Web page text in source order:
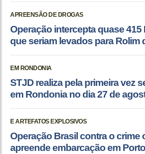
APREENSÃO DE DROGAS
Operação intercepta quase 415
que seriam levados para Rolim
EM RONDONIA
STJD realiza pela primeira vez
em Rondonia no dia 27 de
E ARTEFATOS EXPLOSIVOS
Operação Brasil contra o crime
apreende embarcação em